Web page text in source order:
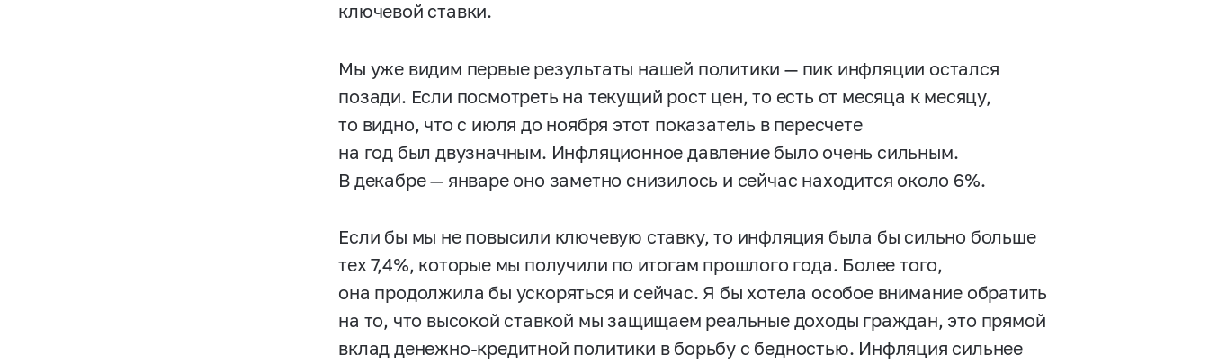
ключевой ставки.
Мы уже видим первые результаты нашей политики — пик инфляции остался
позади. Если посмотреть на текущий рост цен, то есть от месяца к месяцу,
то видно, что с июля до ноября этот показатель в пересчете
на год был двузначным. Инфляционное давление было очень сильным.
В декабре — январе оно заметно снизилось и сейчас находится около 6%.
Если бы мы не повысили ключевую ставку, то инфляция была бы сильно больше
тех 7,4%, которые мы получили по итогам прошлого года. Более того,
она продолжила бы ускоряться и сейчас. Я бы хотела особое внимание обратить
на то, что высокой ставкой мы защищаем реальные доходы граждан, это прямой
вклад денежно-кредитной политики в борьбу с бедностью. Инфляция сильнее